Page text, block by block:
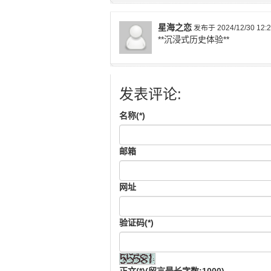
星海之恋 发布于 2024/12/30
**沉浸式历史体验**
发表评论:
名称(*)
邮箱
网址
验证码(*)